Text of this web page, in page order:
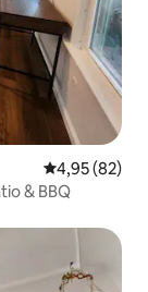
Évaluation
4,95 (82)
& BBQ